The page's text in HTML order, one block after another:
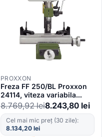
PROXXON
Freza FF 250/BL Proxxon
24114, viteza variabila
400-6.000rpm, motor fara
perii
8.769,92lei8.243,80 lei
Cel mai mic preț (30 zile):
8.134,20 lei